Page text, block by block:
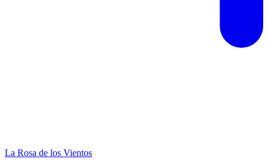
La Rosa de los Vientos